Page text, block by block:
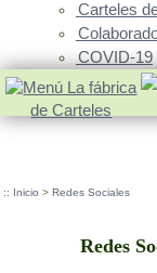
Carteles
COVID-19
:: Inicio > Redes Sociales
Redes